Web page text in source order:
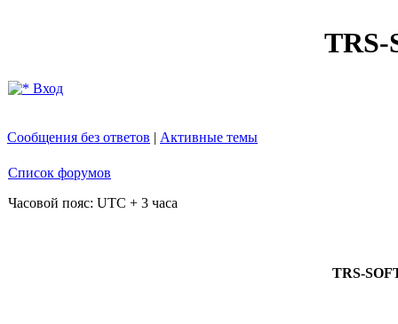
TRS-
Вход
Сообщения без ответов | Активные темы
Список форумов
Часовой пояс: UTC + 3 часа
TRS-